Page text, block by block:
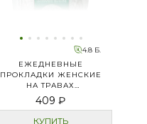
4.8 Б.
ЕЖЕДНЕВНЫЕ
ПРОКЛАДКИ ЖЕНСКИЕ
НА ТРАВАХ
«НЕФРИТОВАЯ
СВЕЖЕСТЬ»
409 ₽
КУПИТЬ